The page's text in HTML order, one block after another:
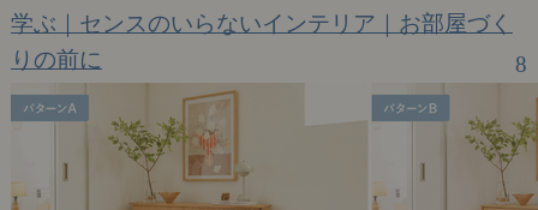
学ぶ｜センスのいらないインテリア｜お部屋づく
りの前に
8